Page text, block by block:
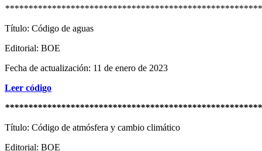
Título: Código de aguas
Editorial: BOE
Fecha de actualización: 11 de enero de 2023
Leer código
Título: Código de atmósfera y cambio climático
Editorial: BOE